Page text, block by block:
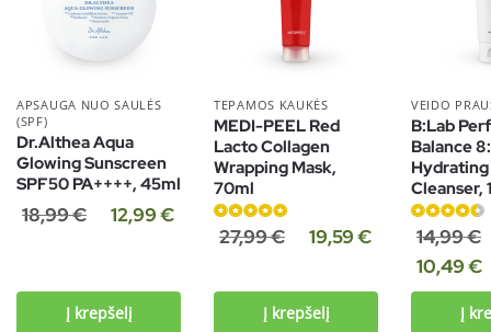
APSAUGA NUO SAULĖS
(SPF)
Dr.Althea Aqua
Glowing Sunscreen
SPF50 PA++++, 45ml
18,99€ 12,99€
Į krepšelį
TEPAMOS KAUKĖS
MEDI-PEEL Red
Lacto Collagen
Wrapping Mask,
70ml
Įvertinimas:
5.00iš 5
27,99€ 19,59€
Į krepšelį
VEIDO
B:Lab
Balance
Hydrating
Cleanser,
Įvertinimas:
4.60
14,99€
10,49€
Į